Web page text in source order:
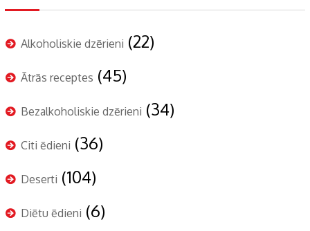
Alkoholiskie dzērieni (22)
Ātrās receptes (45)
Bezalkoholiskie dzērieni (34)
Citi ēdieni (36)
Deserti (104)
Diētu ēdieni (6)